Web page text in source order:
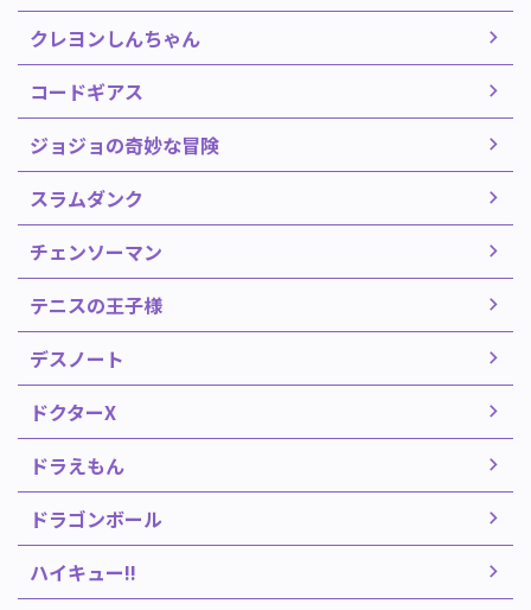
クレヨンしんちゃん
コードギアス
ジョジョの奇妙な冒険
スラムダンク
チェンソーマン
テニスの王子様
デスノート
ドクターX
ドラえもん
ドラゴンボール
ハイキュー!!